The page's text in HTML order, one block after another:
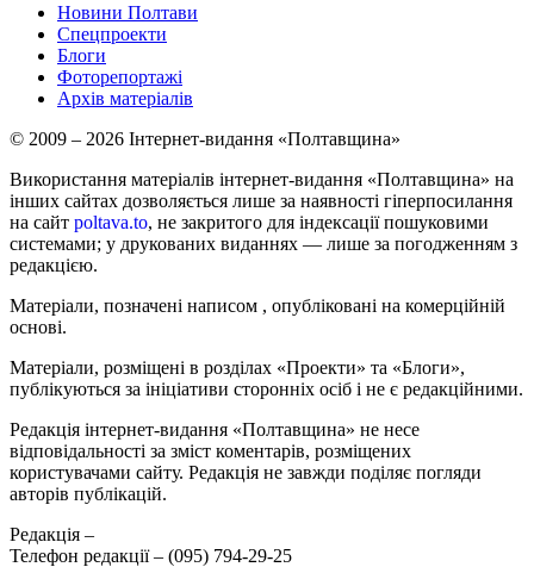
Новини Полтави
Спецпроекти
Блоги
Фоторепортажі
Архів матеріалів
© 2009 – 2026 Інтернет-видання «Полтавщина»
Використання матеріалів інтернет-видання «Полтавщина» на
інших сайтах дозволяється лише за наявності гіперпосилання
на сайт poltava.to, не закритого для індексації пошуковими
системами; у друкованих виданнях — лише за погодженням з
редакцією.
Матеріали, позначені написом , опубліковані на комерційній
основі.
Матеріали, розміщені в розділах «Проекти» та «Блоги»,
публікуються за ініціативи сторонніх осіб і не є редакційними.
Редакція інтернет-видання «Полтавщина» не несе
відповідальності за зміст коментарів, розміщених
користувачами сайту. Редакція не завжди поділяє погляди
авторів публікацій.
Редакція –
Телефон редакції – (095) 794-29-25